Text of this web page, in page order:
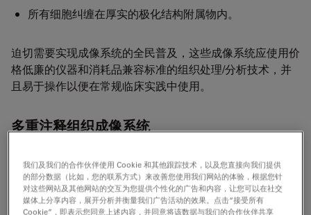
所有细胞纠缠在厚实的极化结构附属物内。
迫切需要实现成像系统的全民普及，这些成像系统应使用价
格低廉的仪器和消耗品兼容标准的组织处理/分析技术，并
且易于操作以便在常规临床实践中使用。
多重注释组织成像系统
MANTIS (多标注释组织成像系统)相连的传统Leica SP8显
微镜采集多达10种颜色。MANTIS是一种灵活的分析系
统，专为厚实验样本或大型临床队列中的皮肤免疫表型进行
我们及我们的合作伙伴使用 Cookie 和其他跟踪技术，以及您直接向我们提供
的部分数据（比如，您的联系方式）来改善您使用我们网站的体验，根据您针
对这些网站及其他网站的交互为您提供个性化的广告和内容，让您可以在社交
媒体上分享内容，展开分析并衡量我们广告活动的效果。点击“接受所有
Cookie”，即表示您同意上述内容，并同意将该数据与我们的合作伙伴共享